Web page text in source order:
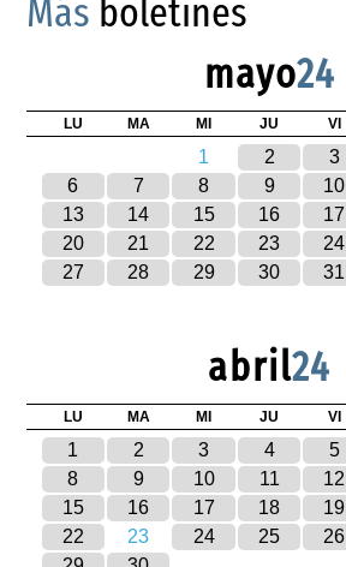
Más boletines
mayo24
LU MA MI JU VI
1 2 3
6
7 8 9 10
13
14 15 16 17
20
21 22 23 24
27
28 29 30 31
abril24
LU MA MI JU VI
1 2 3 4 5
8
9 10 11 12
15
16 17 18 19
22
23 24 25 26